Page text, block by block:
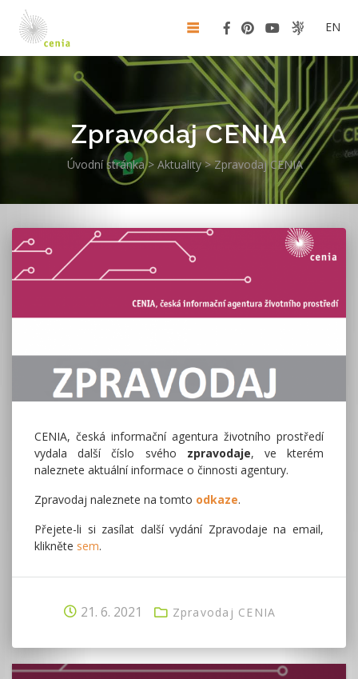
EN
Zpravodaj CENIA
Úvodní stránka> Aktuality>Zpravodaj CENIA
CENIA, česká informační agentura životního prostředí
vydala další číslo svého zpravodaje, ve kterém
naleznete aktuální informace o činnosti agentury.
Zpravodaj naleznete na tomto odkaze.
Přejete-li si zasílat další vydání Zpravodaje na email,
klikněte sem.
21. 6. 2021 Zpravodaj CENIA